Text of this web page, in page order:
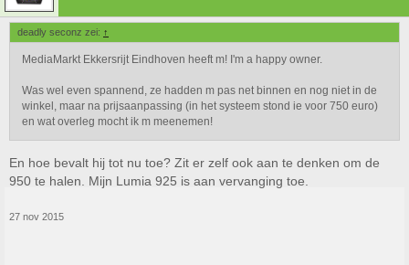
deadly seconz zei: ↑
MediaMarkt Ekkersrijt Eindhoven heeft m! I'm a happy owner.
Was wel even spannend, ze hadden m pas net binnen en nog niet in de
winkel, maar na prijsaanpassing (in het systeem stond ie voor 750 euro)
en wat overleg mocht ik m meenemen!
En hoe bevalt hij tot nu toe? Zit er zelf ook aan te denken om de
950 te halen. Mijn Lumia 925 is aan vervanging toe.
27 nov 2015